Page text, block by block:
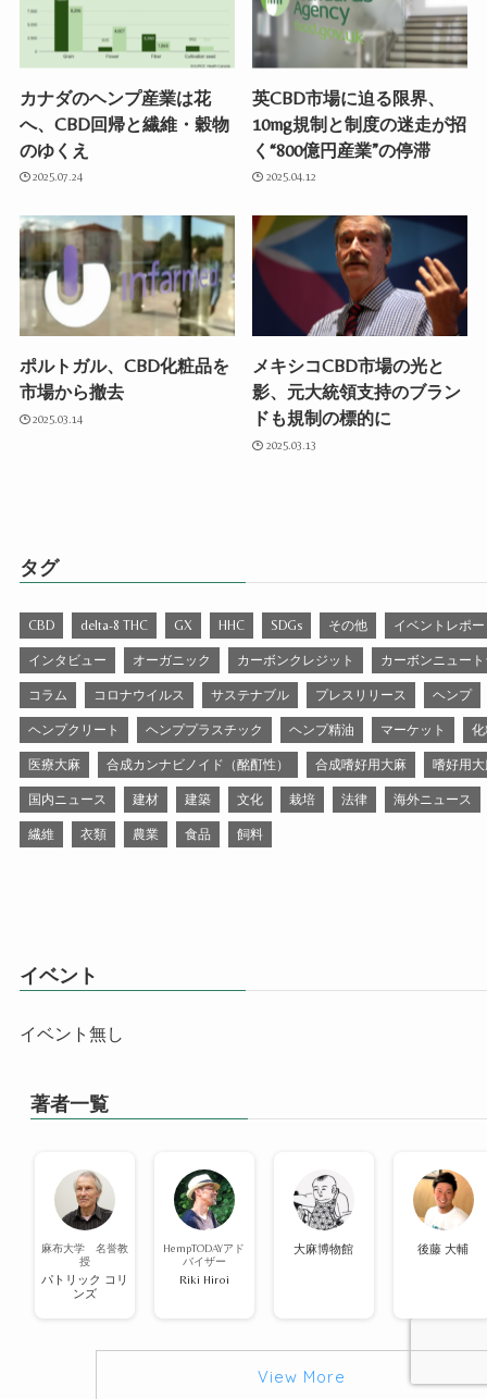
カナダのヘンプ産業は花
へ、CBD回帰と繊維・穀物
のゆくえ
2025.07.24
英CBD市場に迫る限界、
10mg規制と制度の迷走が招
く“800億円産業”の停滞
2025.04.12
ポルトガル、CBD化粧品を
市場から撤去
2025.03.14
メキシコCBD市場の光と
影、元大統領支持のブラン
ドも規制の標的に
2025.03.13
タグ
CBD delta-8 THC GX HHC SDGs その他 イベントレポ
インタビュー オーガニック カーボンクレジット カーボンニュー
コラム コロナウイルス サステナブル プレスリリース ヘンプ
ヘンプクリート ヘンププラスチック ヘンプ精油 マーケット
医療大麻 合成カンナビノイド（酩酊性） 合成嗜好用大麻 嗜好用
国内ニュース 建材 建築 文化 栽培 法律 海外ニュース
繊維 衣類 農業 食品 飼料
イベント
イベント無し
著者一覧
麻布大学 名誉教
授
パトリック コリ
ンズ
HempTODAYアド
バイザー
Riki Hiroi
大麻博物館 後藤 大輔
View More